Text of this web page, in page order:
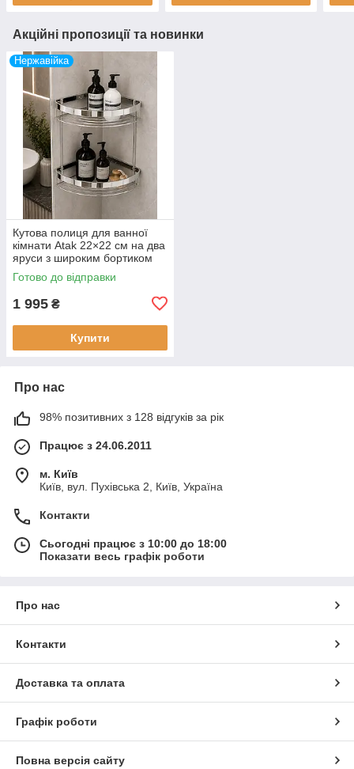
Акційні пропозиції та новинки
Нержавійка
Кутова полиця для ванної
кімнати Atak 22×22 см на два
яруси з широким бортиком
18 мм (нержавіюча сталь)
2030431LUX
Готово до відправки
1 995 ₴
Купити
Про нас
98% позитивних з 128 відгуків за рік
Працює з 24.06.2011
м. Київ
Київ, вул. Пухівська 2, Київ, Україна
Контакти
Сьогодні працює з 10:00 до 18:00
Показати весь графік роботи
Про нас
Контакти
Доставка та оплата
Графік роботи
Повна версія сайту